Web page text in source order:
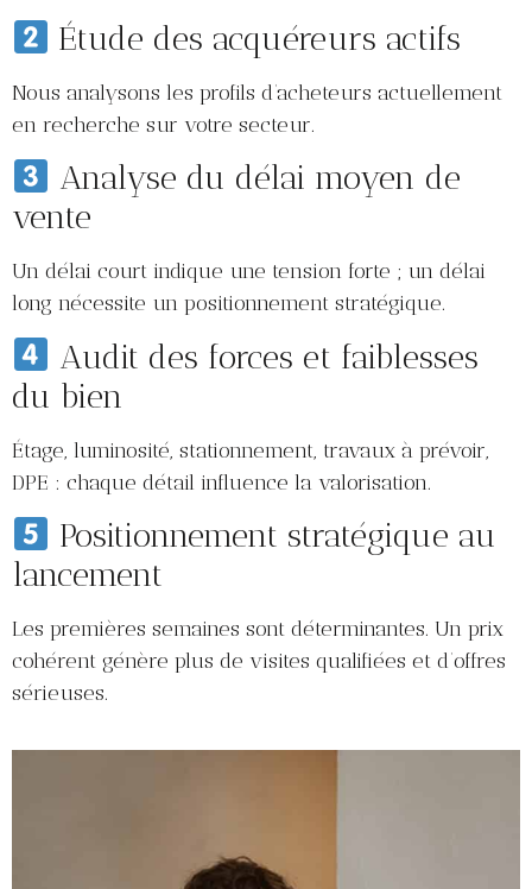
Étude des acquéreurs actifs
Nous analysons les profils d’acheteurs actuellement
en recherche sur votre secteur.
Analyse du délai moyen de
vente
Un délai court indique une tension forte ; un délai
long nécessite un positionnement stratégique.
Audit des forces et faiblesses
du bien
Étage, luminosité, stationnement, travaux à prévoir,
DPE : chaque détail influence la valorisation.
Positionnement stratégique au
lancement
Les premières semaines sont déterminantes. Un prix
cohérent génère plus de visites qualifiées et d’offres
sérieuses.